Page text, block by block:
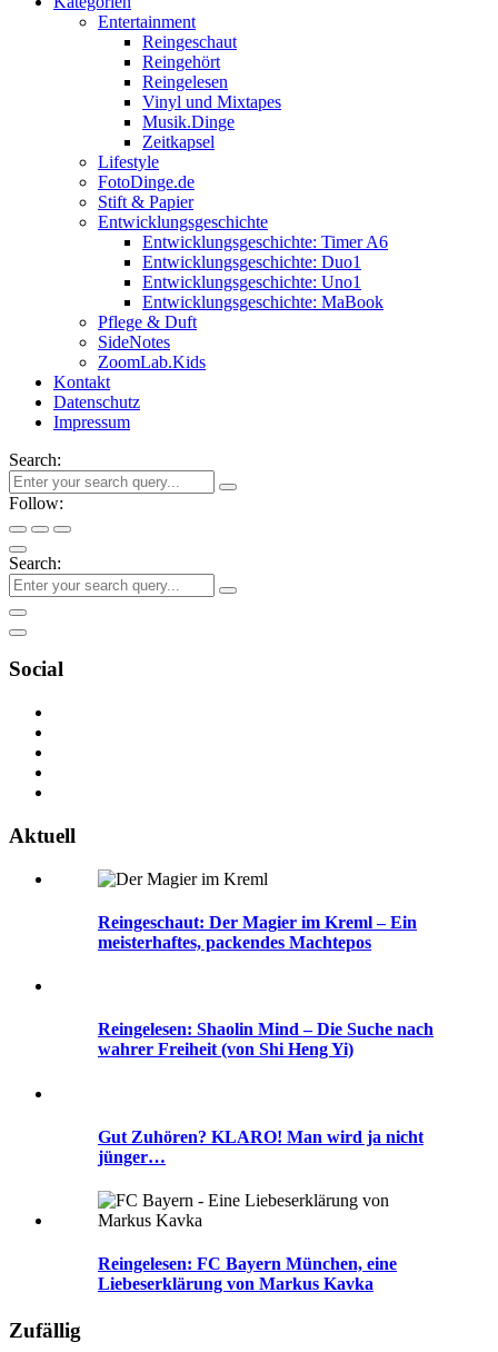
Entertainment
Reingeschaut
Reingehört
Reingelesen
Vinyl und Mixtapes
Musik.Dinge
Zeitkapsel
Lifestyle
FotoDinge.de
Stift & Papier
Entwicklungsgeschichte
Entwicklungsgeschichte: Timer A6
Entwicklungsgeschichte: Duo1
Entwicklungsgeschichte: Uno1
Entwicklungsgeschichte: MaBook
Pflege & Duft
SideNotes
ZoomLab.Kids
Kontakt
Datenschutz
Impressum
Search:
Follow:
Search:
Social
Aktuell
Reingeschaut: Der Magier im Kreml – Ein
meisterhaftes, packendes Machtepos
Reingelesen: Shaolin Mind – Die Suche nach
wahrer Freiheit (von Shi Heng Yi)
Gut Zuhören? KLARO! Man wird ja nicht
jünger…
Reingelesen: FC Bayern München, eine
Liebeserklärung von Markus Kavka
Zufällig